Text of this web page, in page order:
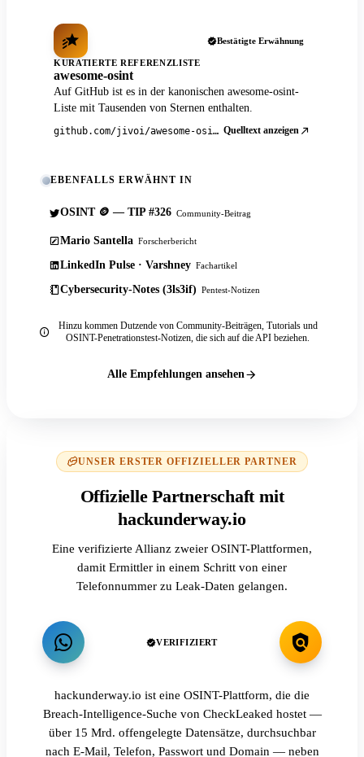
Bestätigte Erwähnung
KURATIERTE REFERENZLISTE
awesome-osint
Auf GitHub ist es in der kanonischen awesome-osint-
Liste mit Tausenden von Sternen enthalten.
github.com/jivoi/awesome-osint Quelltext anzeigen
EBENFALLS ERWÄHNT IN
OSINT 🪙 — TIP #326 Community-Beitrag
Mario Santella Forscherbericht
LinkedIn Pulse · Varshney Fachartikel
Cybersecurity-Notes (3ls3if) Pentest-Notizen
Hinzu kommen Dutzende von Community-Beiträgen, Tutorials und
OSINT-Penetrationstest-Notizen, die sich auf die API beziehen.
Alle Empfehlungen ansehen
UNSER ERSTER OFFIZIELLER PARTNER
Offizielle Partnerschaft mit
hackunderway.io
Eine verifizierte Allianz zweier OSINT-Plattformen,
damit Ermittler in einem Schritt von einer
Telefonnummer zu Leak-Daten gelangen.
VERIFIZIERT
hackunderway.io ist eine OSINT-Plattform, die die
Breach-Intelligence-Suche von CheckLeaked hostet —
über 15 Mrd. offengelegte Datensätze, durchsuchbar
nach E-Mail, Telefon, Passwort und Domain — neben